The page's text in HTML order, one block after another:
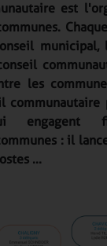
est
municipal,
les
communautaire
engagent
: il
...